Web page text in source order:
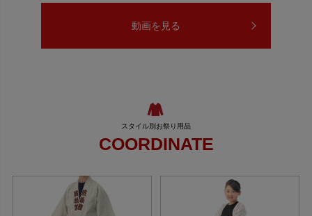
動画を見る
COORDINATE